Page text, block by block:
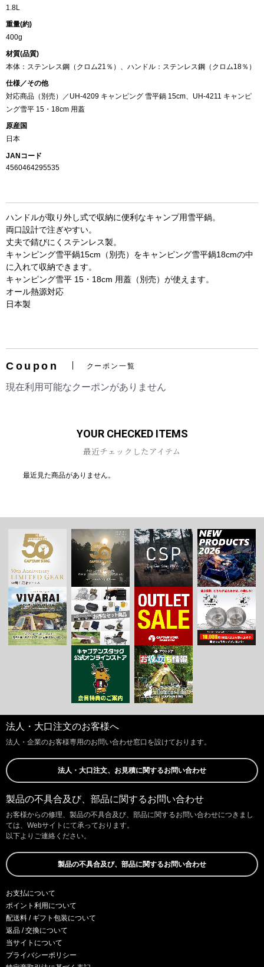
1.8L
重量(約)
400g
材質(品質)
本体：ステンレス鋼（クロム21％）、ハンドル：ステンレス鋼（クロム18％）
仕様／その他
対応商品（別売）／UH-4209 キャンピング 雪平鍋 15cm、UH-4211 キャンピ
ング雪平 15・18cm 用蓋
原産国
日本
JANコード
4560464295535
ハンドルが取り外し式で収納に便利なキャンプ用雪平鍋。
両口設計で注ぎやすい。
丈夫で錆びにくステンレス製。
キャンピング雪平鍋15cm（別売）をキャンピング雪平鍋18cmの中
に入れて収納できます。
キャンピング雪平 15・18cm 用蓋（別売）が使えます。
オール熱源対応
日本製
Coupon クーポン一覧
現在利用可能なクーポンがありません
YOUR CHECKED ITEMS
最近チェックしたアイテム
最近見た商品がありません。
法人・大口注文のお客様へ
法人・企業のお客様専用のお問い合わせ窓口を設けております。
法人・大口注文、お見積に関するお問い合わせ
製品の不具合及び、部品に関するお問い合わせ
お客様からの修理、製品の不具合及び、部品に関するお問い合わせにつきまし
ては、Webサイトにて承っております。
以下よりご連絡ください。
製品の不具合及び、部品に関するお問い合わせ
お支払について
ポイント利用について
配送料 / ギフト包装について
返品 / 交換について
当サイトについて
プライバシーポリシー